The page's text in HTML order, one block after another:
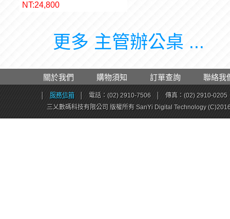
NT:24,800
更多 主管辦公桌 ...
關於我們 購物須知 訂單查詢 聯絡我
服務信箱 電話：(02) 2910-7506
傳真：(02) 2910-0205
三乂數碼科技有限公司 版權所有 SanYi Digital Technology